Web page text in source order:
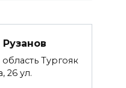
Тургояк
26 ул.